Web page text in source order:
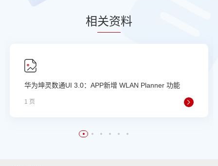
相关资料
华为坤灵数通UI 3.0：APP新增 WLAN Planner 功能
1 页